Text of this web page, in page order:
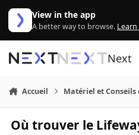
Aller au contenu
View in the app
A better way to browse.
Next
Accueil Matériel et Conseils
Où trouver le